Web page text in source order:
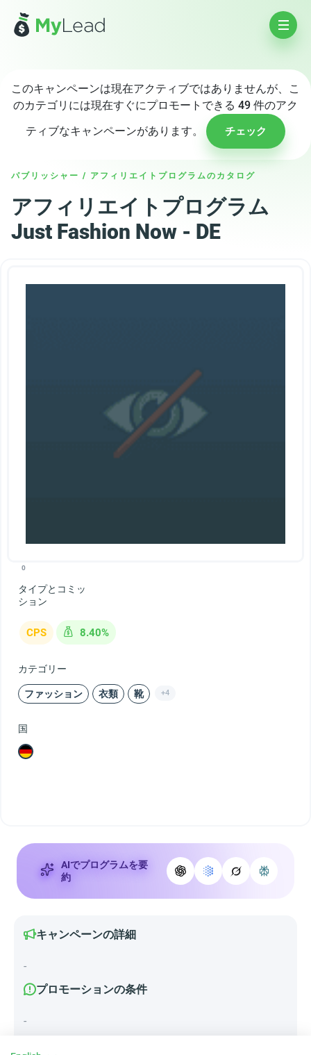
このキャンペーンは現在アクティブではありませんが、こ
のカテゴリには現在すぐにプロモートできる 49 件のアク
ティブなキャンペーンがあります。
チェック
パブリッシャー / アフィリエイトプログラムのカタログ
アフィリエイトプログラム
Just Fashion Now - DE
0
タイプとコミッ
ション
CPS 8.40%
カテゴリー
ファッション 衣類 靴 +4
国
AIでプログラムを要
約
キャンペーンの詳細
-
プロモーションの条件
-